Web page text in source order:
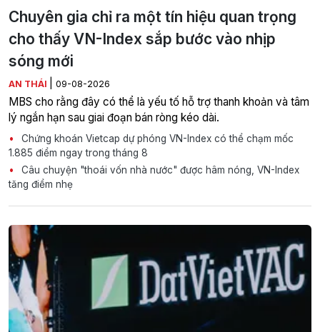
Chuyên gia chỉ ra một tín hiệu quan trọng
cho thấy VN-Index sắp bước vào nhịp
sóng mới
AN THÁI 09-08-2026
MBS cho rằng đây có thể là yếu tố hỗ trợ thanh khoản và tâm
lý ngắn hạn sau giai đoạn bán ròng kéo dài.
Chứng khoán Vietcap dự phóng VN-Index có thể chạm mốc
1.885 điểm ngay trong tháng 8
Câu chuyện "thoái vốn nhà nước" được hâm nóng, VN-Index
tăng điểm nhẹ